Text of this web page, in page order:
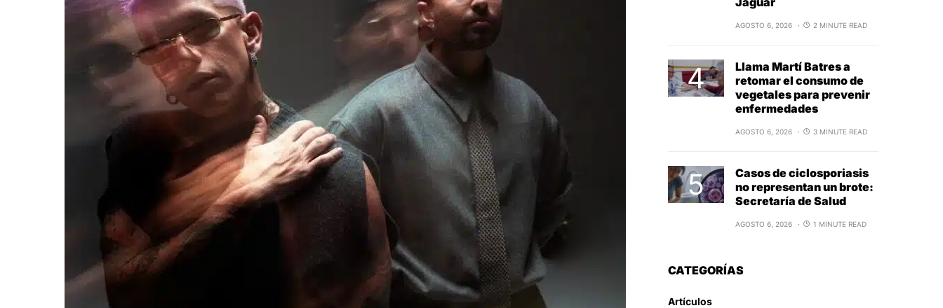
AGOSTO 6, 2026 2 MINUTE READ
Llama Martí Batres a
retomar el consumo de
vegetales para prevenir
enfermedades
AGOSTO 6, 2026 3 MINUTE READ
Casos de ciclosporiasis
no representan un brote:
Secretaría de Salud
AGOSTO 6, 2026 1 MINUTE READ
CATEGORÍAS
Artículos